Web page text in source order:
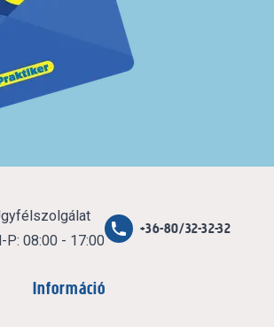
P: 08:00 - 17:00
+36-80/32-32-32
Információ